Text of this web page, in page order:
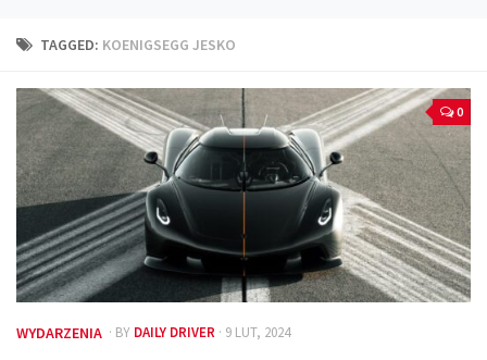
Technika jazdy
Kalkulatory
Przelicznik mocy
Auto z niemiec
Galerie
TAGGED: KOENIGSEGG JESKO
0
WYDARZENIA · BY DAILY DRIVER · 9 LUT, 2024